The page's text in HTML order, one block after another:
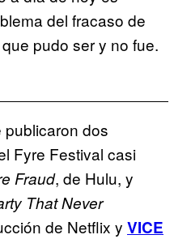
del fracaso de
pudo ser y no fue.
dos
Fyre Festival casi
Fraud, de Hulu, y
That Never
de Netflix y VICE